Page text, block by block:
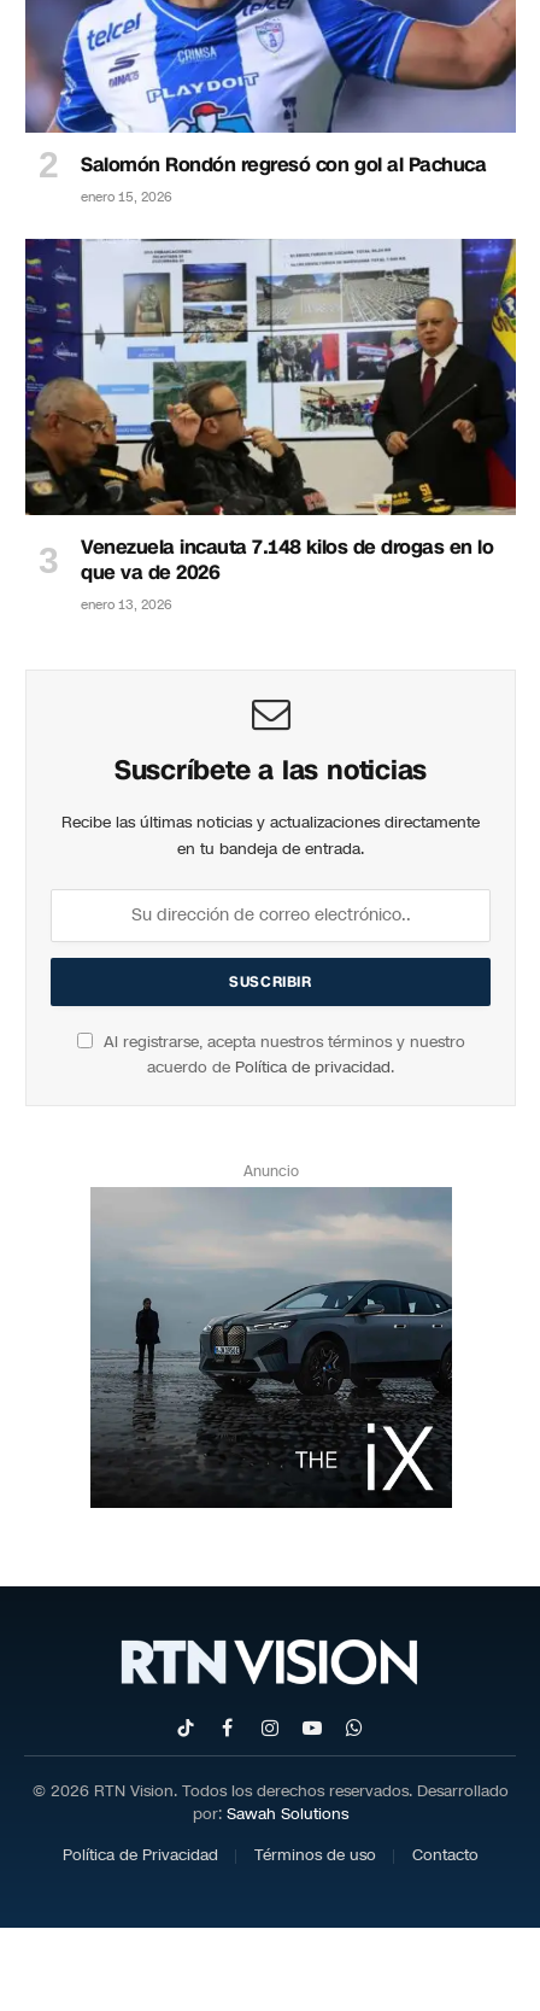
Salomón Rondón regresó con gol al Pachuca
enero 15, 2026
Venezuela incauta 7.148 kilos de drogas en lo
que va de 2026
enero 13, 2026
Suscríbete a las noticias
Recibe las últimas noticias y actualizaciones directamente
en tu bandeja de entrada.
Al registrarse, acepta nuestros términos y nuestro
acuerdo de Política de privacidad.
Anuncio
TikTokFacebookInstagram
YouTubeWhatsApp
© 2026 RTN Vision. Todos los derechos reservados. Desarrollado
por: Sawah Solutions
Política de Privacidad
Términos de uso Contacto